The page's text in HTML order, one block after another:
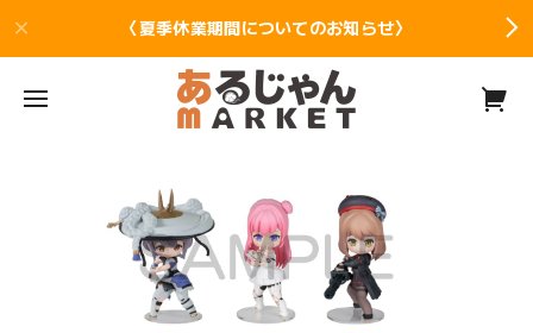
〈夏季休業期間についてのお知らせ〉